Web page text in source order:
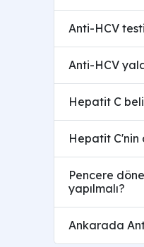
Anti-HCV
Anti-HCV
Hepatit C
Hepatit C'nin
Pencere
yapılmalı?
Ankarada